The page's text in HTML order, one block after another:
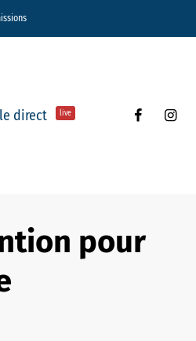
direct live
pour